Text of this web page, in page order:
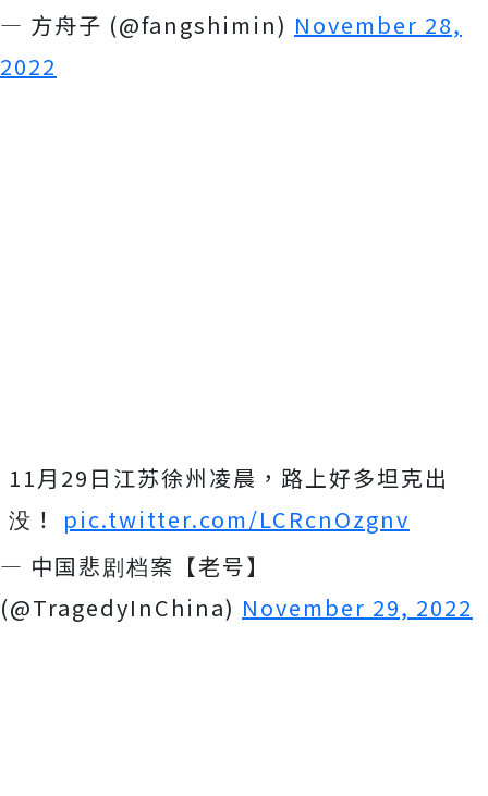
— 方舟子 (@fangshimin) November 28,
2022
11月29日江苏徐州凌晨，路上好多坦克出
没！ pic.twitter.com/LCRcnOzgnv
— 中国悲剧档案【老号】
(@TragedyInChina) November 29, 2022